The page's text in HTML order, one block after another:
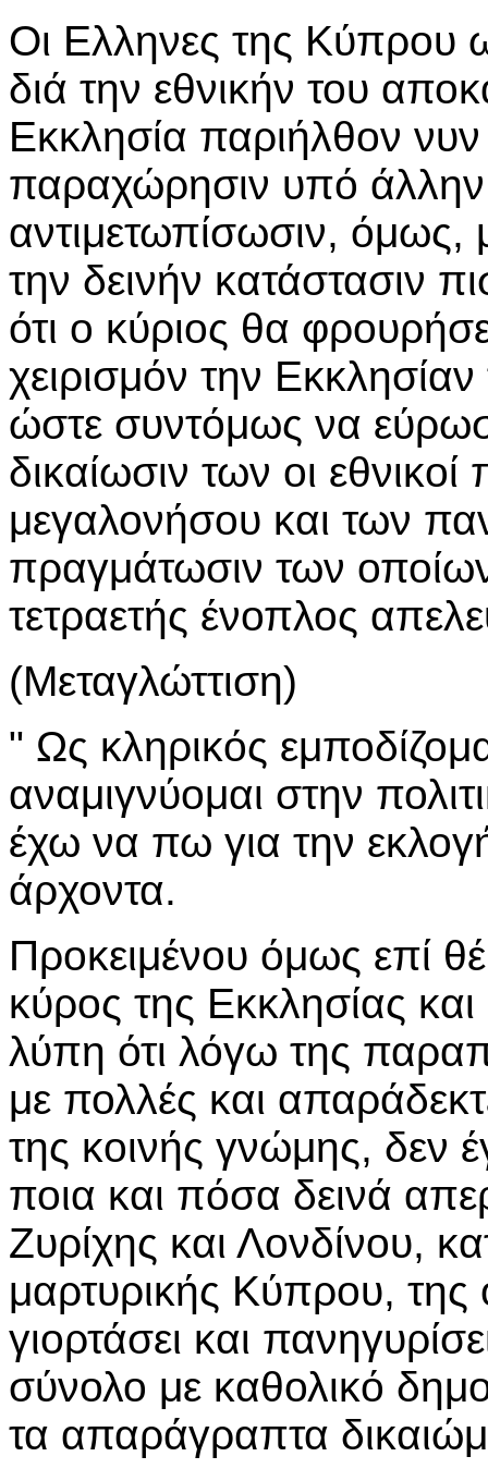
Οι Ελληνες της Κύπρου
διά την εθνικήν του
Εκκλησία παριήλθον νυν
παραχώρησιν υπό άλλην
αντιμετωπίσωσιν, όμως,
την δεινήν κατάστασιν
ότι ο κύριος θα
χειρισμόν την
ώστε συντόμως να
δικαίωσιν των οι
μεγαλονήσου και των
πραγμάτωσιν των
τετραετής ένοπλος
(Μεταγλώττιση)
" Ως κληρικός
αναμιγνύομαι στην
έχω να πω για την
άρχοντα.
Προκειμένου όμως επί
κύρος της Εκκλησίας
λύπη ότι λόγω της
με πολλές και
της κοινής γνώμης, δεν
ποια και πόσα δεινά
Ζυρίχης και Λονδίνου,
μαρτυρικής Κύπρου, της
γιορτάσει και
σύνολο με καθολικό
τα απαράγραπτα